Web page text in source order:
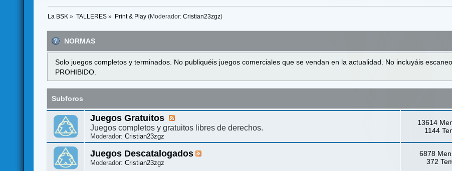
La BSK » TALLERES» Print & Play(Moderador: Cristian23zgz)
NORMAS
Solo juegos completos y terminados. No publiquéis juegos comerciales que se vendan en la actualidad. No incluyáis
PROHIBIDO.
Subforos
Juegos Gratuitos
Juegos completos y gratuitos libres de derechos.
Moderador:Cristian23zgz
13614
1144
Juegos Descatalogados
Moderador:Cristian23zgz
6878
372